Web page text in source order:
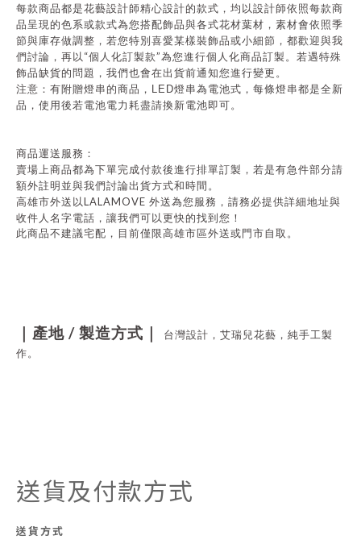
每款商品都是花藝設計師精心設計的款式，均以設計師依照每款商
品呈現的色系或款式為您搭配飾品與各式花材葉材，素材會依照季
節與庫存做調整，若您特別喜愛某樣裝飾品或小細節，都歡迎與我
們討論，再以 “個人化訂製款”為您進行個人化商品訂製。若遇特殊
飾品缺貨的問題，我們也會在出貨前通知您進行變更。
注意：有附贈燈串的商品， LED燈串為電池式，每條燈串都是全新
品，使用後若電池電力耗盡請換新電池即可。
商品運送服務：
賣場上商品都為下單完成付款後進行排單訂製，若是有急件部分請
額外註明並與我們討論出貨方式和時間。
高雄市外送以 LALAMOVE 外送為您服務，請務必提供詳細地址與
收件人名字電話，讓我們可以更快的找到您！
此商品不建議宅配，目前僅限高雄市區外送或門市自取。
｜產地 / 製造方式｜
台灣設計，艾瑞兒花藝，純手工製
作。
送貨及付款方式
送貨方式